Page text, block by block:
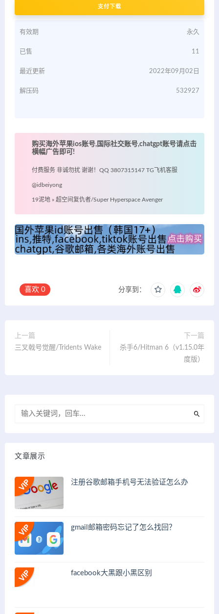
支付下载
有效期 永久
已售 11
最近更新 2022年09月02日
解压码 532927
购买海外苹果ios账号,国际社交账号,chatgpt账号请点击
横幅广告即可!
付费服务 非诚勿扰 谢谢！QQ 3807315147 TG飞机客服
@idbeiyong
19泥地 » 超空间复仇者/Super Hyperspace Avenger
喜欢 0 分享到：
上一篇
三叉戟号觉醒/Tridents Wake
下一篇
杀手6/Hitman 6（v1.15.0年
度版）
文章展示
注册谷歌邮箱手机号无法验证怎么办
gmail邮箱密码忘记了怎么找回？
facebook大黑跟小黑区别